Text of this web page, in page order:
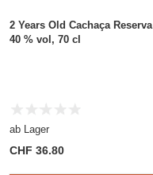
2 Years Old Cachaça Reserva
40 % vol, 70 cl
ab Lager
CHF 36.80